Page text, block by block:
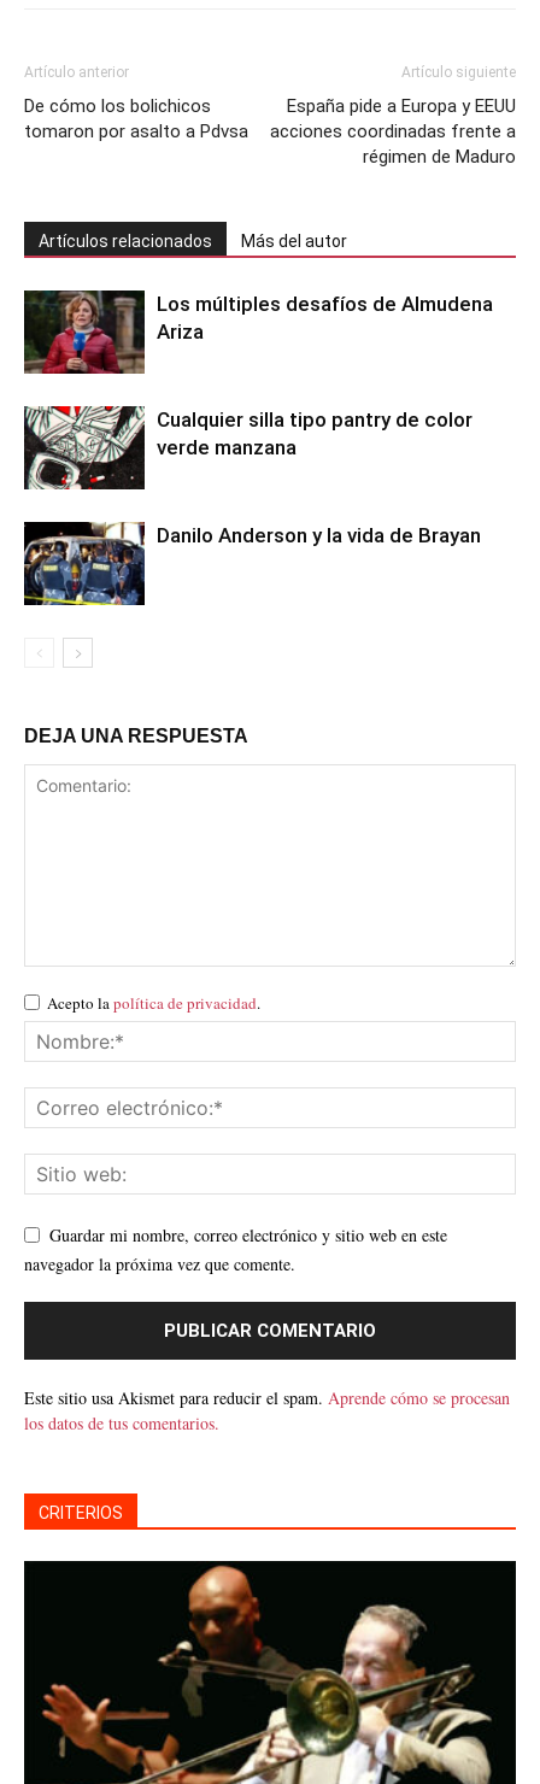
Artículo anterior
De cómo los bolichicos
tomaron por asalto a Pdvsa
Artículo siguiente
España pide a Europa y EEUU
acciones coordinadas frente a
régimen de Maduro
Artículos relacionados Más del autor
Los múltiples desafíos de Almudena
Ariza
Cualquier silla tipo pantry de color
verde manzana
Danilo Anderson y la vida de Brayan
DEJA UNA RESPUESTA
Acepto lapolítica de privacidad.
Guardar mi nombre, correo electrónico y sitio web en este
navegador la próxima vez que comente.
Este sitio usa Akismet para reducir el spam. Aprende cómo se procesan
los datos de tus comentarios.
CRITERIOS